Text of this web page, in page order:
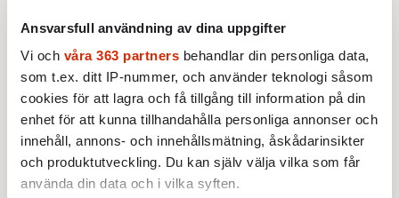
Ansvarsfull användning av dina uppgifter
Vi och våra 363 partners behandlar din personliga data,
som t.ex. ditt IP-nummer, och använder teknologi såsom
cookies för att lagra och få tillgång till information på din
enhet för att kunna tillhandahålla personliga annonser och
innehåll, annons- och innehållsmätning, åskådarinsikter
och produktutveckling. Du kan själv välja vilka som får
använda din data och i vilka syften.